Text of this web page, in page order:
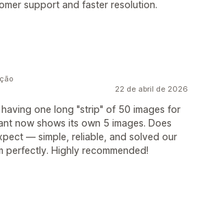
support and faster resolution.
22 de abril de 2026
one long "strip" of 50 images for
now shows its own 5 images. Does
— simple, reliable, and solved our
perfectly. Highly recommended!